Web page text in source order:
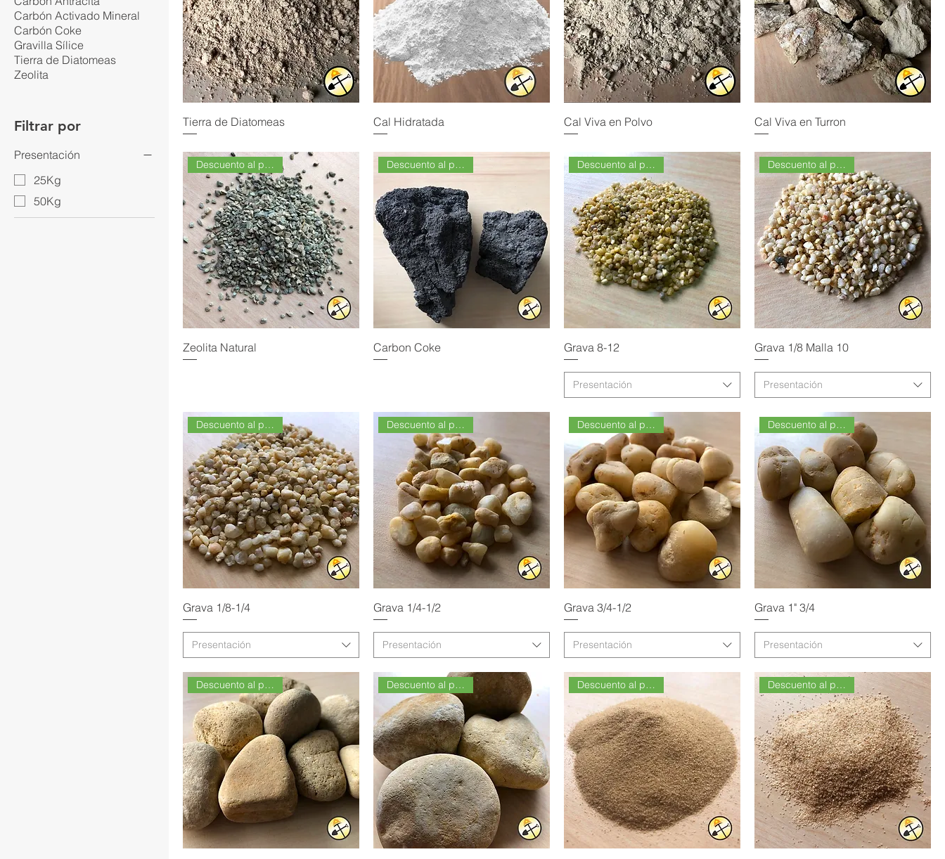
Carbón Activado Mineral
Carbón Coke
Gravilla Sílice
Tierra de Diatomeas
Zeolita
Filtrar por
Presentación
25Kg
50Kg
Tierra de Diatomeas Cal Hidratada Cal Viva en Polvo Cal Viva en Turron
Descuento al por Mayor
Zeolita Natural
Descuento al por Mayor
Carbon Coke
Descuento al por Mayor
Grava 8-12
Presentación
Descuento al por Mayor
Grava 1/8 Malla 10
Presentación
Descuento al por Mayor
Grava 1/8-1/4
Presentación
Descuento al por Mayor
Grava 1/4-1/2
Presentación
Descuento al por Mayor
Grava 3/4-1/2
Presentación
Descuento al por Mayor
Grava 1" 3/4
Presentación
Descuento al por Mayor Descuento al por Mayor Descuento al por Mayor Descuento al por Mayor